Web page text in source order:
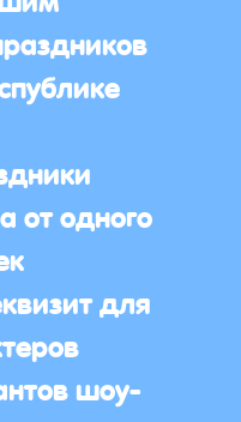
от одного
для
шоу-